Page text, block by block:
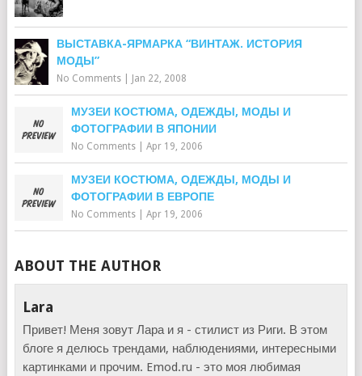
ВЫСТАВКА-ЯРМАРКА “ВИНТАЖ. ИСТОРИЯ
МОДЫ”
No Comments| Jan 22, 2008
МУЗЕИ КОСТЮМА, ОДЕЖДЫ, МОДЫ И
ФОТОГРАФИИ В ЯПОНИИ
No Comments| Apr 19, 2006
МУЗЕИ КОСТЮМА, ОДЕЖДЫ, МОДЫ И
ФОТОГРАФИИ В ЕВРОПЕ
No Comments| Apr 19, 2006
ABOUT THE AUTHOR
Lara
Привет! Меня зовут Лара и я - стилист из Риги. В этом
блоге я делюсь трендами, наблюдениями, интересными
картинками и прочим. Emod.ru - это моя любимая